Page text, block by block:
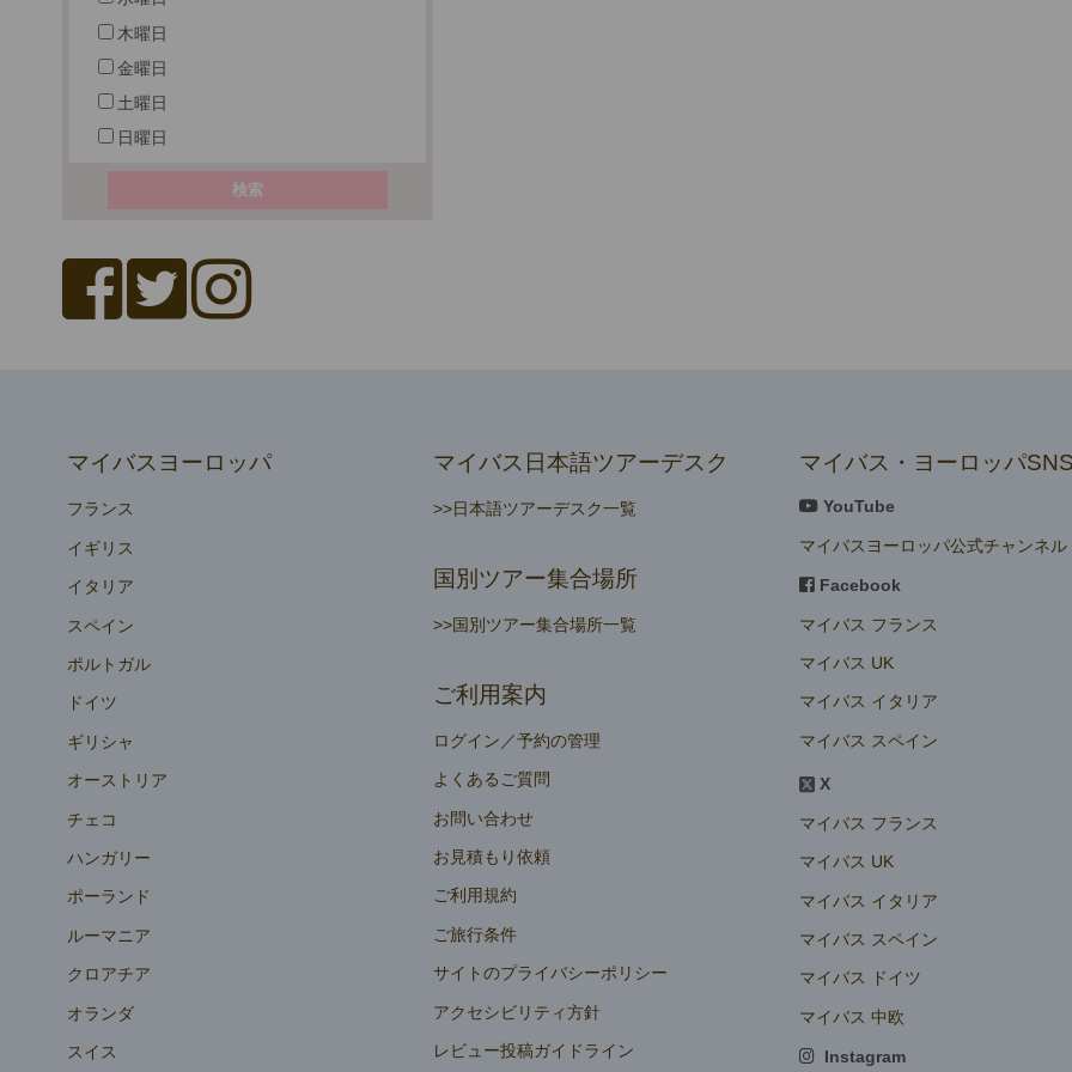
木曜日
金曜日
土曜日
日曜日
マイバスヨーロッパ
フランス
イギリス
イタリア
スペイン
ポルトガル
ドイツ
ギリシャ
オーストリア
チェコ
ハンガリー
ポーランド
ルーマニア
クロアチア
オランダ
スイス
マイバス日本語ツアーデスク
>>日本語ツアーデスク一覧
国別ツアー集合場所
>>国別ツアー集合場所一覧
ご利用案内
ログイン／予約の管理
よくあるご質問
お問い合わせ
お見積もり依頼
ご利用規約
ご旅行条件
サイトのプライバシーポリシー
アクセシビリティ方針
レビュー投稿ガイドライン
マイバス・ヨーロッパ
YouTube
マイバスヨーロッパ公式チャンネル
Facebook
マイバス フランス
マイバス UK
マイバス イタリア
マイバス スペイン
X
マイバス フランス
マイバス UK
マイバス イタリア
マイバス スペイン
マイバス ドイツ
マイバス 中欧
Instagram